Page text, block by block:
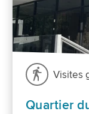
Visites
Quartier